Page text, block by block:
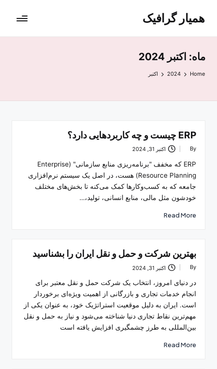
همیار گرافیک
ماه: اکتبر 2024
Home
2024 اکتبر
ERP چیست و چه کاربردهایی دارد؟
Posted
By اکتبر 31, 2024
ERP که مخفف "برنامه‌ریزی منابع سازمانی" (Enterprise
Resource Planning) هست، در اصل یک سیستم نرم‌افزاری
جامعه که به کسب‌وکارها کمک می‌کنه تا بخش‌های مختلف
خودشون مثل مالی، منابع انسانی، تولید،…
Read More
بهترین شرکت و حمل و نقل ایران را بشناسید
Posted
By اکتبر 31, 2024
در دنیای امروز، انتخاب یک شرکت حمل و نقل معتبر برای
انجام خدمات تجاری و بازرگانی از اهمیت ویژه‌ای برخوردار
است. ایران به دلیل موقعیت استراتژیک خود، به عنوان یکی از
مهم‌ترین نقاط تجاری دنیا شناخته می‌شود و نیاز به حمل و نقل
بین‌المللی به طرز چشمگیری افزایش یافته است
Read More